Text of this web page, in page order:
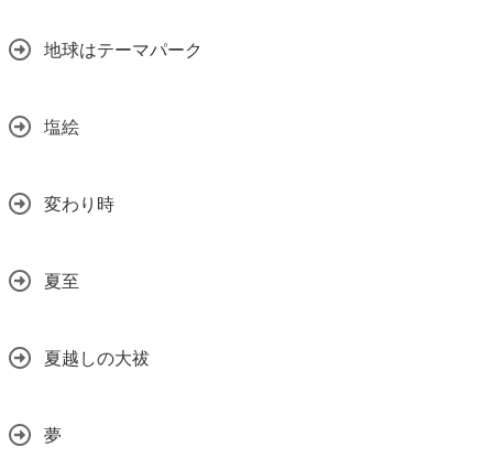
地球はテーマパーク
塩絵
変わり時
夏至
夏越しの大祓
夢